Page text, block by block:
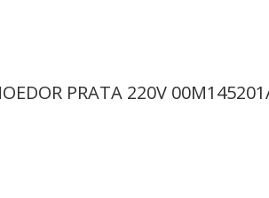
PRATA 220V